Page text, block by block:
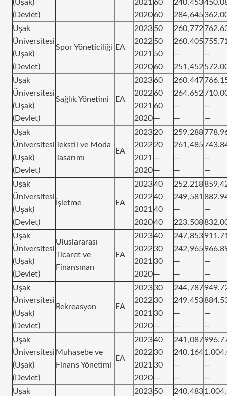
(Uşak)
(Devlet)
2021
2020
60
60
240,453
284,645
Uşak
Üniversitesi
(Uşak)
(Devlet)
Spor Yöneticiliği EA
2023
2022
2021
2020
50
50
50
60
260,772
260,405
—
251,452
—
Uşak
Üniversitesi
(Uşak)
(Devlet)
Sağlık Yönetimi EA
2023
2022
2021
2020
60
60
60
—
260,447
264,652
—
—
—
—
Uşak
Üniversitesi
(Uşak)
(Devlet)
Tekstil ve Moda
Tasarımı
EA
2023
2022
2021
2020
20
20
—
—
259,288
261,485
—
—
—
—
Uşak
Üniversitesi
(Uşak)
(Devlet)
İşletme EA
2023
2022
2021
2020
40
40
40
40
252,218
249,581
—
223,508
—
Uşak
Üniversitesi
(Uşak)
(Devlet)
Uluslararası
Ticaret ve
Finansman
EA
2023
2022
2021
2020
40
30
30
—
247,853
242,965
—
—
—
—
Uşak
Üniversitesi
(Uşak)
(Devlet)
Rekreasyon EA
2023
2022
2021
2020
30
30
30
—
244,787
249,453
—
—
—
—
Uşak
Üniversitesi
(Uşak)
(Devlet)
Muhasebe ve
Finans Yönetimi
EA
2023
2022
2021
2020
40
30
30
—
241,087
240,164
—
—
—
—
Uşak
2023 50
240,483